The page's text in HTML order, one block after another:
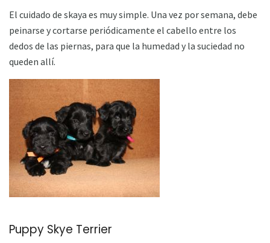
El cuidado de skaya es muy simple. Una vez por semana, debe
peinarse y cortarse periódicamente el cabello entre los
dedos de las piernas, para que la humedad y la suciedad no
queden allí.
Puppy Skye Terrier